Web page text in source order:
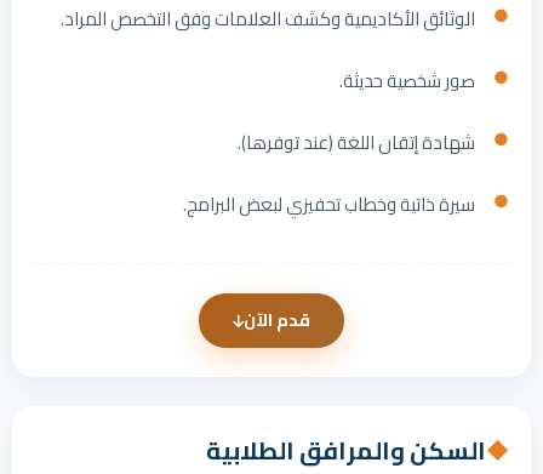
الوثائق الأكاديمية وكشف العلامات وفق التخصص المراد.
صور شخصية حديثة.
شهادة إتقان اللغة (عند توفرها).
سيرة ذاتية وخطاب تحفيزي لبعض البرامج.
قدم الآن
◆السكن والمرافق الطلابية